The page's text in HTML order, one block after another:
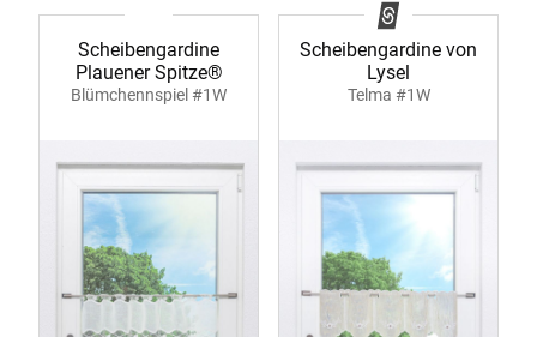
Scheibengardine
Plauener Spitze®
Blümchennspiel #1W
Scheibengardine von
Lysel
Telma #1W